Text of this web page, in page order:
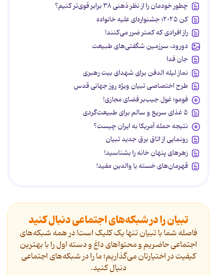
چطور خودمان را از نظر ذهنی ۳۸ برابر قوی‌تر کنیم؟
کن ۲۰۲۵؛ جشنواره‌ای علیه خانواده
راز افرادی که کمتر ضرر می‌کنند!
دورود، سرزمین شگفتی‌های طبیعت
جان فدا
نماز لیله الدفن برای شهدای بیت رهبری
طرح اختصاصی تبیان ویژه روز جهانی قدس
فومو؛ غول جیب‌بر فضای مجازی!
۵ غذای سریع و سالم برای طبیعت‌گردی
نتیجه حمله آمریکا به ایران چیست؟
رونمایی از اتاق برق جدید تبیان
زهرهای پنهان خانه را بشناسید!
قهرمان‌های خسته یا والدین مفید!
تبیان را در شبکه‌های اجتماعی دنبال کنید
فاصله شما با تبیان تنها یک کلیک است! در همه شبکه‌های
اجتماعی حاضریم و محتواهای داغ و دسته اول را با بهترین
کیفیت در اختیارتان می‌گذاریم؛ ما را در شبکه‌های اجتماعی
دنیال کنید.